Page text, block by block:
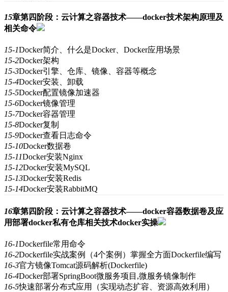
15章第四阶段：云计算之容器技术——docker技术架构原理及
相关命令
15-1Docker简介、什么是Docker、Docker应用场景
15-2Docker架构
15-3Docker引擎、仓库、镜像、容器等概念
15-4Docker安装、卸载
15-5Docker配置镜像加速器
15-6Docker镜像管理
15-7Docker容器管理
15-8Docker复制
15-9Docker查看日志命令
15-10Docker数据卷
15-11Docker安装Nginx
15-12Docker安装MySQL
15-13Docker安装Redis
15-14Docker安装RabbitMQ
16章第四阶段：云计算之容器技术——docker容器数据卷及应
用部署docker私有仓库相关技术docker实操
16-1Dockerfile常用命令
16-2Dockerfile实战案例（4个案例）掌握全方面Dockerfile编写
16-3官方镜像Tomcat源码解析(Dockerfile)
16-4Docker部署SpringBoot微服务项目,微服务镜像制作
16-5快速部署分布式应用（实现动态扩容、资源高效利用）